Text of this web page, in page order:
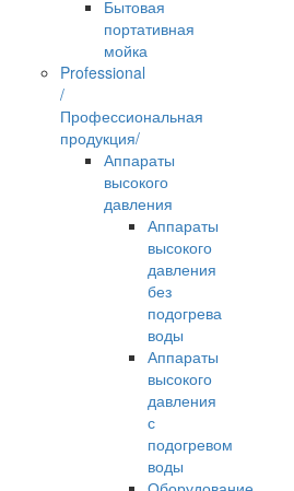
Бытовая
портативная
мойка
Professional
/
Профессиональная
продукция/
Аппараты
высокого
давления
Аппараты
высокого
давления
без
подогрева
воды
Аппараты
высокого
давления
с
подогревом
воды